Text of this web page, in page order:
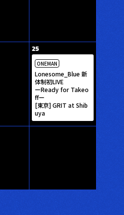
25
ONEMAN
Lonesome_Blue 新
体制初LIVE
ーReady for Takeo
ffー
[東京] GRIT at Shib
uya